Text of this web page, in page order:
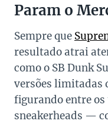
Param o
Sempre que
resultado atrai
como o SB Dunk
versões limitadas
figurando entre os
sneakerheads —